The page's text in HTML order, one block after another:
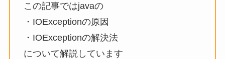
この記事ではjavaの
・IOExceptionの原因
・IOExceptionの解決法
について解説しています